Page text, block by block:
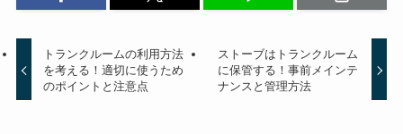
トランクルームの利用方法
を考える！適切に使うため
のポイントと注意点
ストーブはトランクルーム
に保管する！事前メインテ
ナンスと管理方法